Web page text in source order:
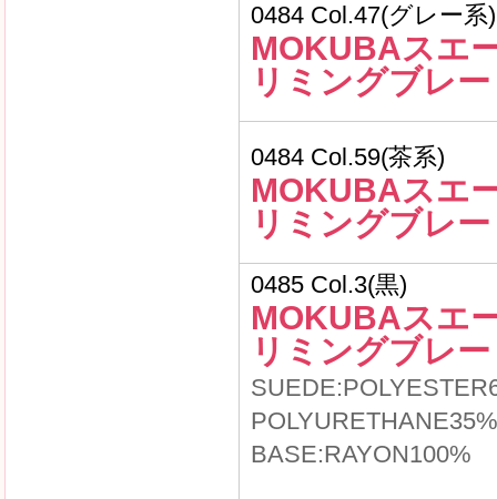
0484 Col.47(グレー系)
MOKUBAスエ
リミングブレ
0484 Col.59(茶系)
MOKUBAスエ
リミングブレ
0485 Col.3(黒)
MOKUBAスエ
リミングブレ
POLYURETHANE35%
BASE:RAYON100%